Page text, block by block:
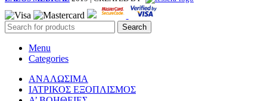
Search
Menu
Categories
ΑΝΑΛΩΣΙΜΑ
ΙΑΤΡΙΚΟΣ ΕΞΟΠΛΙΣΜΟΣ